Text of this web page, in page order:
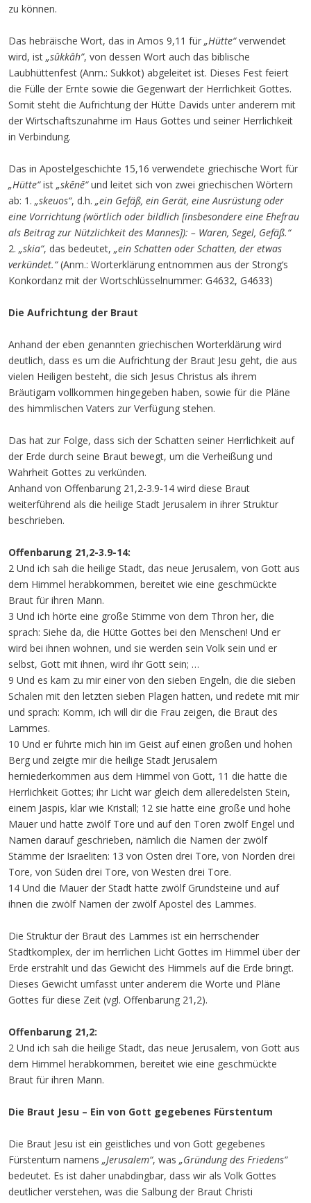
zu können.
Das hebräische Wort, das in Amos 9,11 für „Hütte“verwendet
wird, ist „sûkkâh”, von dessen Wort auch das biblische
Laubhüttenfest (Anm.: Sukkot) abgeleitet ist. Dieses Fest feiert
die Fülle der Ernte sowie die Gegenwart der Herrlichkeit Gottes.
Somit steht die Aufrichtung der Hütte Davids unter anderem mit
der Wirtschaftszunahme im Haus Gottes und seiner Herrlichkeit
in Verbindung.
Das in Apostelgeschichte 15,16 verwendete griechische Wort für
„Hütte“ist „skēnē“und leitet sich von zwei griechischen Wörtern
ab: 1. „skeuos“, d.h. „ein Gefäß, ein Gerät, eine Ausrüstung oder
eine Vorrichtung (wörtlich oder bildlich [insbesondere eine Ehefrau
als Beitrag zur Nützlichkeit des Mannes]): – Waren, Segel, Gefäß.“
2. „skia“, das bedeutet, „ein Schatten oder Schatten, der etwas
verkündet.“(Anm.: Worterklärung entnommen aus der Strong‘s
Konkordanz mit der Wortschlüsselnummer: G4632, G4633)
Die Aufrichtung der Braut
Anhand der eben genannten griechischen Worterklärung wird
deutlich, dass es um die Aufrichtung der Braut Jesu geht, die aus
vielen Heiligen besteht, die sich Jesus Christus als ihrem
Bräutigam vollkommen hingegeben haben, sowie für die Pläne
des himmlischen Vaters zur Verfügung stehen.
Das hat zur Folge, dass sich der Schatten seiner Herrlichkeit auf
der Erde durch seine Braut bewegt, um die Verheißung und
Wahrheit Gottes zu verkünden.
Anhand von Offenbarung 21,2-3.9-14 wird diese Braut
weiterführend als die heilige Stadt Jerusalem in ihrer Struktur
beschrieben.
Offenbarung 21,2-3.9-14:
2 Und ich sah die heilige Stadt, das neue Jerusalem, von Gott aus
dem Himmel herabkommen, bereitet wie eine geschmückte
Braut für ihren Mann.
3 Und ich hörte eine große Stimme von dem Thron her, die
sprach: Siehe da, die Hütte Gottes bei den Menschen! Und er
wird bei ihnen wohnen, und sie werden sein Volk sein und er
selbst, Gott mit ihnen, wird ihr Gott sein; …
9 Und es kam zu mir einer von den sieben Engeln, die die sieben
Schalen mit den letzten sieben Plagen hatten, und redete mit mir
und sprach: Komm, ich will dir die Frau zeigen, die Braut des
Lammes.
10 Und er führte mich hin im Geist auf einen großen und hohen
Berg und zeigte mir die heilige Stadt Jerusalem
herniederkommen aus dem Himmel von Gott, 11 die hatte die
Herrlichkeit Gottes; ihr Licht war gleich dem alleredelsten Stein,
einem Jaspis, klar wie Kristall; 12 sie hatte eine große und hohe
Mauer und hatte zwölf Tore und auf den Toren zwölf Engel und
Namen darauf geschrieben, nämlich die Namen der zwölf
Stämme der Israeliten: 13 von Osten drei Tore, von Norden drei
Tore, von Süden drei Tore, von Westen drei Tore.
14 Und die Mauer der Stadt hatte zwölf Grundsteine und auf
ihnen die zwölf Namen der zwölf Apostel des Lammes.
Die Struktur der Braut des Lammes ist ein herrschender
Stadtkomplex, der im herrlichen Licht Gottes im Himmel über der
Erde erstrahlt und das Gewicht des Himmels auf die Erde bringt.
Dieses Gewicht umfasst unter anderem die Worte und Pläne
Gottes für diese Zeit (vgl. Offenbarung 21,2).
Offenbarung 21,2:
2 Und ich sah die heilige Stadt, das neue Jerusalem, von Gott aus
dem Himmel herabkommen, bereitet wie eine geschmückte
Braut für ihren Mann.
Die Braut Jesu – Ein von Gott gegebenes Fürstentum
Die Braut Jesu ist ein geistliches und von Gott gegebenes
Fürstentum namens „Jerusalem“, was „Gründung des Friedens“
bedeutet. Es ist daher unabdingbar, dass wir als Volk Gottes
deutlicher verstehen, was die Salbung der Braut Christi